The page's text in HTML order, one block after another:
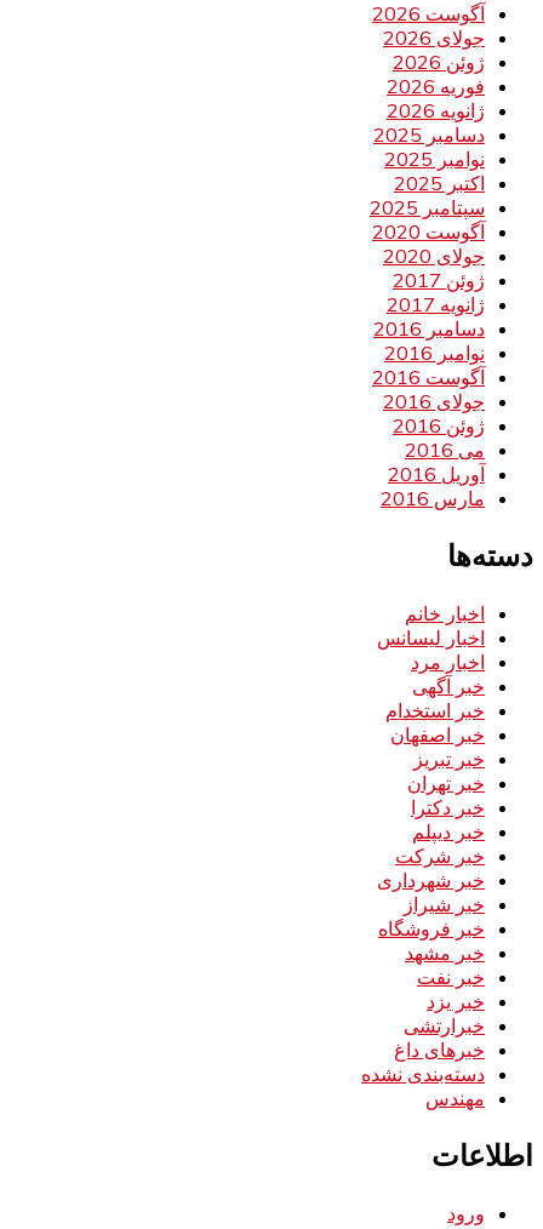
آگوست 2026
جولای 2026
ژوئن 2026
فوریه 2026
ژانویه 2026
دسامبر 2025
نوامبر 2025
اکتبر 2025
سپتامبر 2025
آگوست 2020
جولای 2020
ژوئن 2017
ژانویه 2017
دسامبر 2016
نوامبر 2016
آگوست 2016
جولای 2016
ژوئن 2016
می 2016
آوریل 2016
مارس 2016
دسته‌ها
اخبار خانم
اخبار لیسانس
اخبار مرد
خبر آگهی
خبر استخدام
خبر اصفهان
خبر تبریز
خبر تهران
خبر دکترا
خبر دیپلم
خبر شرکت
خبر شهرداری
خبر شیراز
خبر فروشگاه
خبر مشهد
خبر نفت
خبر یزد
خبرارتشی
خبرهای داغ
دسته‌بندی نشده
مهندس
اطلاعات
ورود